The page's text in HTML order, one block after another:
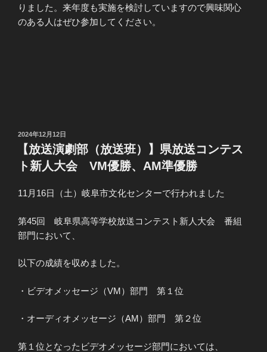
りました。来年度も実施を検討していますので興味関心
のある人はぜひ参加してください。
投
日:
2024年12月12日
【放送演劇部（放送班）】県放送コンテス
ト新人大会 VM優勝、AM準優勝
11月16日（土）岐阜市文化センターで行われました
第45回 岐阜県高等学校放送コンテスト新人大会 番組
部門において、
以下の成績を収めました。
・ビデオメッセージ（VM）部門 第１位
・オーディオメッセージ（AM）部門 第２位
第１位となったビデオメッセージ部門においては、